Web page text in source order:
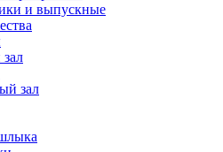
и выпускные
зал